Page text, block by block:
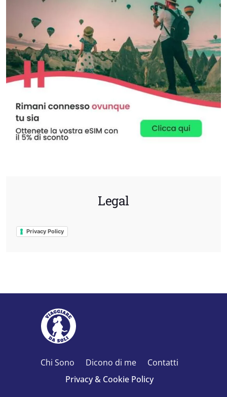
Legal
Privacy Policy
Chi Sono Dicono di me
Contatti
Privacy & Cookie Policy